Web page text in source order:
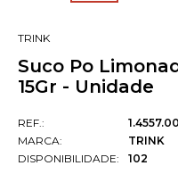
TRINK
Suco Po
15Gr - Unidade
REF.:
MARCA:
DISPONIBILIDADE:
TRINK
102